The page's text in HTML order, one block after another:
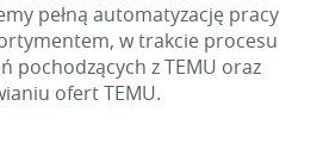
pełną automatyzację pracy
w trakcie procesu
pochodzących z TEMU oraz
ofert TEMU.